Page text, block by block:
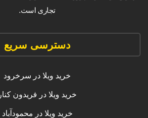
تجاری است.
دسترسی سریع
خرید ویلا در سرخرود
خرید ویلا در فریدون کنار
خرید ویلا در محمودآباد